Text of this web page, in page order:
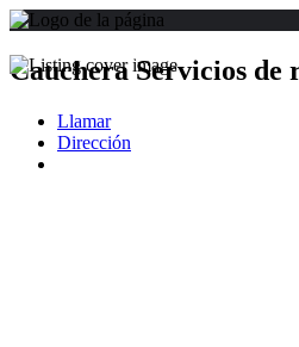
Cauchera Servicios de
Llamar
Dirección